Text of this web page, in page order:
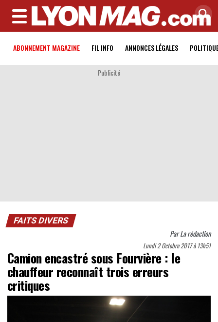
MENU
ABONNEMENT MAGAZINE FIL INFO ANNONCES LÉGALES
Publicité
FAITS DIVERS
ParLa rédaction
Lundi 2 Octobre 2017 à 13h51
Camion encastré sous Fourvière : le
chauffeur reconnaît trois erreurs
critiques